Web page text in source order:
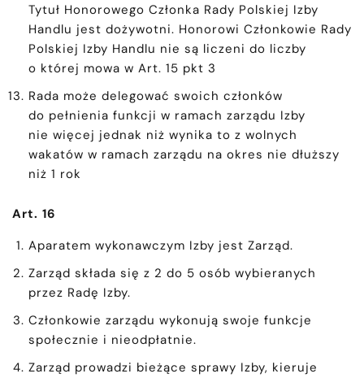
Tytuł Honorowego Członka Rady Polskiej Izby
Handlu jest dożywotni. Honorowi Członkowie Rady
Polskiej Izby Handlu nie są liczeni do liczby
o której mowa w Art. 15 pkt 3
Rada może delegować swoich członków
do pełnienia funkcji w ramach zarządu Izby
nie więcej jednak niż wynika to z wolnych
wakatów w ramach zarządu na okres nie dłuższy
niż 1 rok
Art. 16
Aparatem wykonawczym Izby jest Zarząd.
Zarząd składa się z 2 do 5 osób wybieranych
przez Radę Izby.
Członkowie zarządu wykonują swoje funkcje
społecznie i nieodpłatnie.
Zarząd prowadzi bieżące sprawy Izby, kieruje